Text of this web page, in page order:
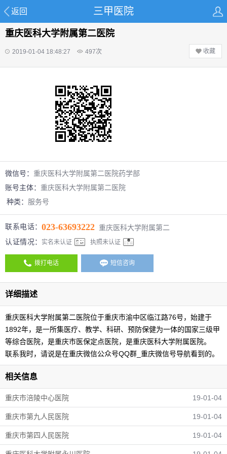
返回 三甲医院
重庆医科大学附属第二医院
2019-01-04 18:48:27 497次 收藏
微信号： 重庆医科大学附属第二医院药学部
账号主体： 重庆医科大学附属第二医院
种类： 服务号
联系电话： 023-63693222 重庆医科大学附属第二
认证情况：
实名未认证 执照未认证
拨打电话 短信咨询
详细描述
重庆医科大学附属第二医院位于重庆市渝中区临江路76号，始建于
1892年，是一所集医疗、教学、科研、预防保健为一体的国家三级甲
等综合医院，是重庆市医保定点医院，是重庆医科大学附属医院。
联系我时，请说是在重庆微信公众号QQ群_重庆微信号导航看到的。
相关信息
重庆市涪陵中心医院 19-01-04
重庆市第九人民医院 19-01-04
重庆市第四人民医院 19-01-04